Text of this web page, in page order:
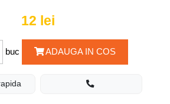
12 lei
buc ADAUGA IN COS